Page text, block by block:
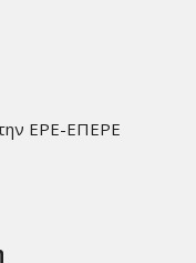
ΕΡΕ-ΕΠΕΡΕ